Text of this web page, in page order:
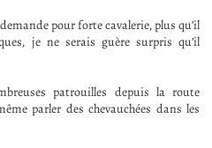
pour forte cavalerie, plus qu’il
je ne serais guère surpris qu’il
patrouilles depuis la route
parler des chevauchées dans les